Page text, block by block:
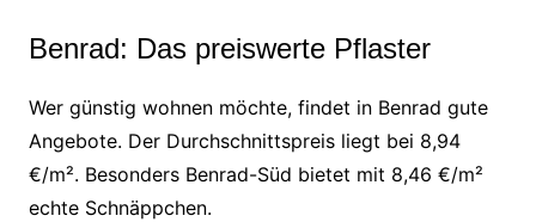
Benrad: Das preiswerte Pflaster
Wer günstig wohnen möchte, findet in Benrad gute
Angebote. Der Durchschnittspreis liegt bei 8,94
€/m². Besonders Benrad-Süd bietet mit 8,46 €/m²
echte Schnäppchen.